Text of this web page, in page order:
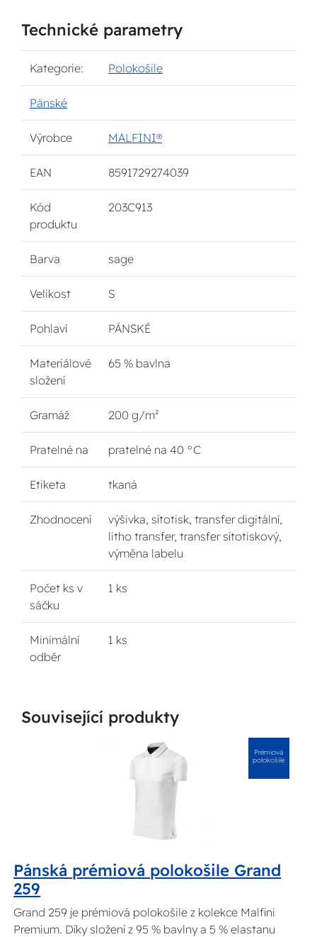
Technické parametry
Kategorie: Polokošile
Pánské
Výrobce MALFINI®
EAN 8591729274039
Kód
produktu
203C913
Barva sage
Velikost S
Pohlaví PÁNSKÉ
Materiálové
složení
65 % bavlna
Gramáž 200 g/m²
Pratelné na pratelné na 40 °C
Etiketa tkaná
Zhodnocení
výšivka, sítotisk, transfer digitální,
litho transfer, transfer sítotiskový,
výměna labelu
Počet ks v
sáčku
1 ks
Minimální
odběr
1 ks
Související produkty
Prémiová
polokošile
Pánská prémiová polokošile Grand
259
Grand 259 je prémiová polokošile z kolekce Malfini
Premium. Díky složení z 95 % bavlny a 5 % elastanu